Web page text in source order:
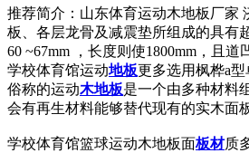
推荐简介：山东体育运动
板、各层龙骨及减震垫所组成的具有
60 ~67mm ，长度则使1800mm，且道
学校体育馆运动地板更多选用枫桦a型
俗称的运动木地板是一个由多种材料
会有再生材料能够替代现有的实木面
学校体育馆篮球运动木地板面板材质